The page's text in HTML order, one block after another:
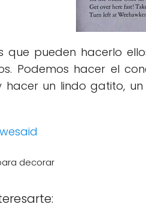
que pueden hacerlo
Podemos hacer el
un lindo gatito,
decorar